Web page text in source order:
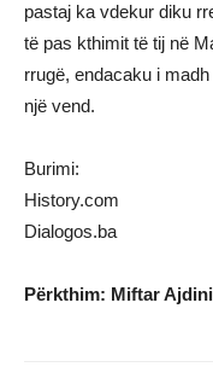
pastaj ka vdekur diku
të pas kthimit të tij në
rrugë, endacaku i
një vend.
Burimi:
History.com
Dialogos.ba
Përkthim: Miftar Ajdini